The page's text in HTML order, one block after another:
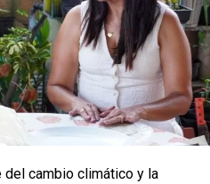
del cambio climático y la